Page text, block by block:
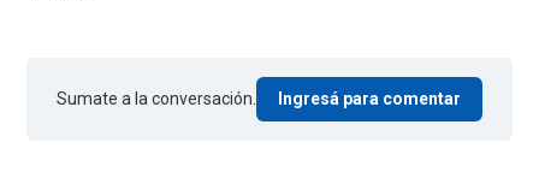
Sumate a la conversación. Ingresá para comentar